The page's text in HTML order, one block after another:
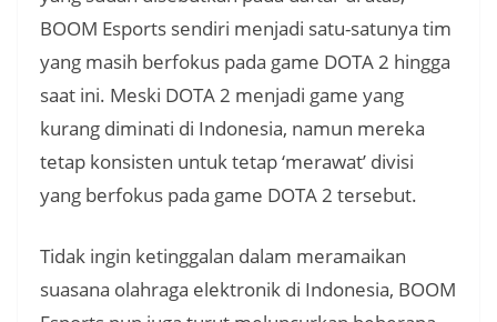
BOOM Esports sendiri menjadi satu-satunya tim
yang masih berfokus pada game DOTA 2 hingga
saat ini. Meski DOTA 2 menjadi game yang
kurang diminati di Indonesia, namun mereka
tetap konsisten untuk tetap ‘merawat’ divisi
yang berfokus pada game DOTA 2 tersebut.
Tidak ingin ketinggalan dalam meramaikan
suasana olahraga elektronik di Indonesia, BOOM